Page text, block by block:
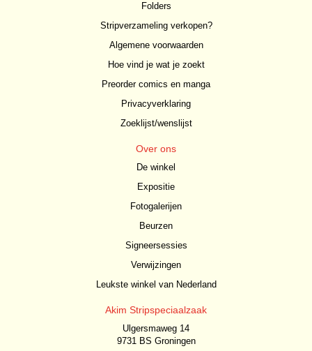
Folders
Stripverzameling verkopen?
Algemene voorwaarden
Hoe vind je wat je zoekt
Preorder comics en manga
Privacyverklaring
Zoeklijst/wenslijst
Over ons
De winkel
Expositie
Fotogalerijen
Beurzen
Signeersessies
Verwijzingen
Leukste winkel van Nederland
Akim Stripspeciaalzaak
Ulgersmaweg 14
9731 BS Groningen